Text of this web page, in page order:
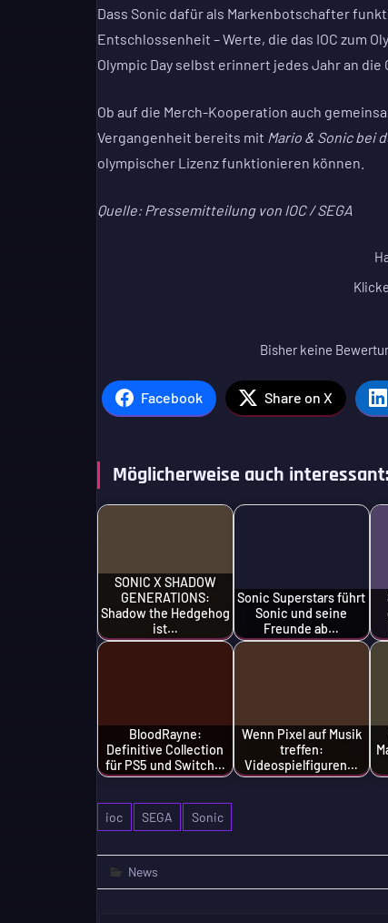
Dass Sonic dafür als Markenbotschafter
Entschlossenheit – Werte, die das IOC zum
Olympic Day selbst erinnert jedes Jahr an die
Ob auf die Merch-Kooperation auch
Vergangenheit bereits mit Mario & Sonic bei
olympischer Lizenz funktionieren können.
Quelle: Pressemitteilung von IOC / SEGA
Bisher keine
Facebook Share on X
Möglicherweise auch interessant:
SONIC X SHADOW
GENERATIONS:
Shadow the Hedgehog
ist…
Sonic Superstars führt
Sonic und seine
Freunde ab…
BloodRayne:
Definitive Collection
für PS5 und Switch…
Wenn Pixel auf Musik
treffen:
Videospielfiguren…
ioc SEGA Sonic
News